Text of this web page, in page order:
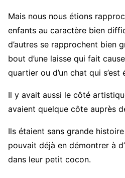
Mais nous nous étions
enfants au caractère bien
d’autres se rapprochent bien
bout d’une laisse qui fait
quartier ou d’un chat qui s’est
Il y avait aussi le côté
avaient quelque côte auprès
Ils étaient sans grande
pouvait déjà en démontrer à
dans leur petit cocon.